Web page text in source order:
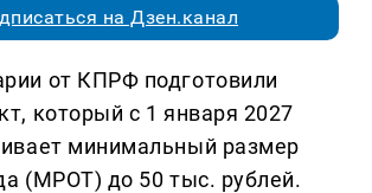
на Дзен.канал
от КПРФ подготовили
который с 1 января 2027
минимальный размер
(МРОТ) до 50 тыс. рублей.